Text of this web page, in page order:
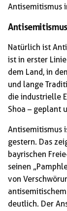
Antisemitismus
Natürlich ist
ist in erster
dem Land, in
und lange
die industrielle
Shoa – geplant
Antisemitismus
gestern. Das
bayrischen
seinen
von
deutlich. Der